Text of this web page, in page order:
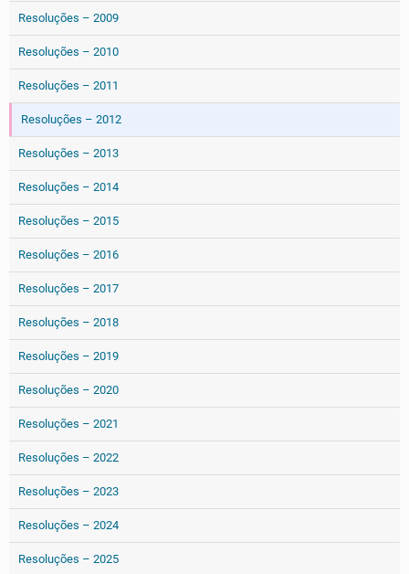
Resoluções – 2009
Resoluções – 2010
Resoluções – 2011
Resoluções – 2012
Resoluções – 2013
Resoluções – 2014
Resoluções – 2015
Resoluções – 2016
Resoluções – 2017
Resoluções – 2018
Resoluções – 2019
Resoluções – 2020
Resoluções – 2021
Resoluções – 2022
Resoluções – 2023
Resoluções – 2024
Resoluções – 2025